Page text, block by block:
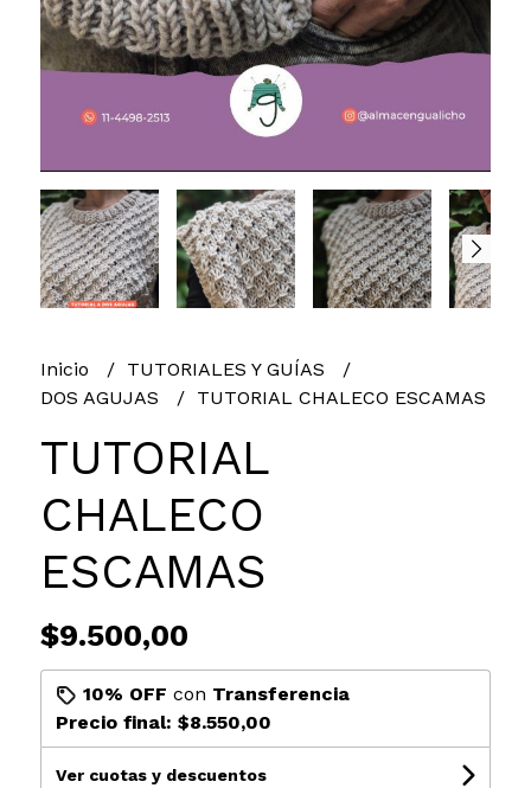
Inicio
TUTORIALES Y GUÍAS
DOS AGUJAS
TUTORIAL CHALECO ESCAMAS
TUTORIAL
CHALECO
ESCAMAS
$9.500,00
10% OFF con Transferencia
Precio final: $8.550,00
Ver cuotas y descuentos